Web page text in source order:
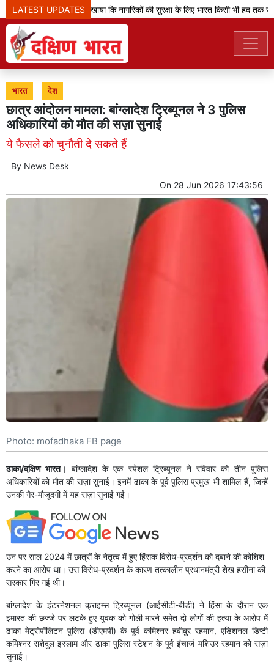
LATEST UPDATES
'ऑपरेशन सिंदूर' ने दिखाया कि नागरिकों की सुरक्षा के लिए भारत किसी भी हद तक जा
भारत देश
छात्र आंदोलन मामला: बांग्लादेश ट्रिब्यूनल ने 3 पुलिस
अधिकारियों को मौत की सज़ा सुनाई
ये फैसले को चुनौती दे सकते हैं
By News Desk
On 28 Jun 2026 17:43:56
Photo: mofadhaka FB page
ढाका/दक्षिण भारत।
बांग्लादेश के एक स्पेशल ट्रिब्यूनल ने रविवार को तीन पुलिस
अधिकारियों को मौत की सज़ा सुनाई। इनमें ढाका के पूर्व पुलिस प्रमुख भी शामिल हैं, जिन्हें
उनकी गैर-मौजूदगी में यह सज़ा सुनाई गई।
उन पर साल 2024 में छात्रों के नेतृत्व में हुए हिंसक विरोध-प्रदर्शन को दबाने की कोशिश
करने का आरोप था। उस विरोध-प्रदर्शन के कारण तत्कालीन प्रधानमंत्री शेख हसीना की
सरकार गिर गई थी।
बांग्लादेश के इंटरनेशनल क्राइम्स ट्रिब्यूनल (आईसीटी-बीडी) ने हिंसा के दौरान एक
इमारत की छज्जे पर लटके हुए युवक को गोली मारने समेत दो लोगों की हत्या के आरोप में
ढाका मेट्रोपॉलिटन पुलिस (डीएमपी) के पूर्व कमिश्नर हबीबुर रहमान, एडिशनल डिप्टी
कमिश्नर राशेदुल इस्लाम और ढाका पुलिस स्टेशन के पूर्व इंचार्ज मशिउर रहमान को सज़ा
सुनाई।